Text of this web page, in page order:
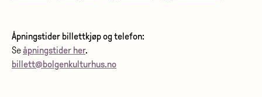
Åpningstider billettkjøp og telefon:
Seåpningstider her.
billett@bolgenkulturhus.no